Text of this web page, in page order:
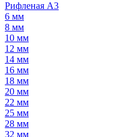
Рифленая А3
6 мм
8 мм
10 мм
12 мм
14 мм
16 мм
18 мм
20 мм
22 мм
25 мм
28 мм
32 мм